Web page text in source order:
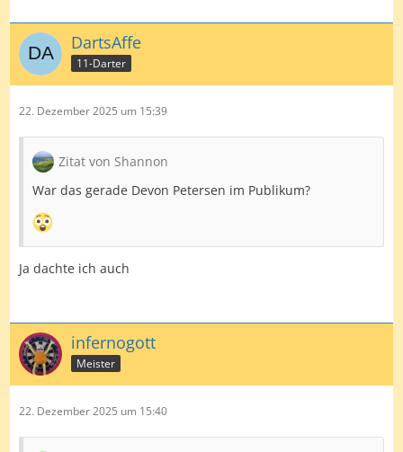
DartsAffe
11-Darter
22. Dezember 2025 um 15:39
Zitat von Shannon
War das gerade Devon Petersen im Publikum?
Ja dachte ich auch
infernogott
Meister
22. Dezember 2025 um 15:40